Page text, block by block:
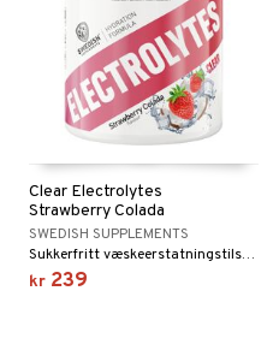
Clear Electrolytes
Strawberry Colada
SWEDISH SUPPLEMENTS
Sukkerfritt væskeerstatningstilskudd med jordbærsmak som kombinerer kokosvannpulver med nøye utvalgte mineraler.
kr 239